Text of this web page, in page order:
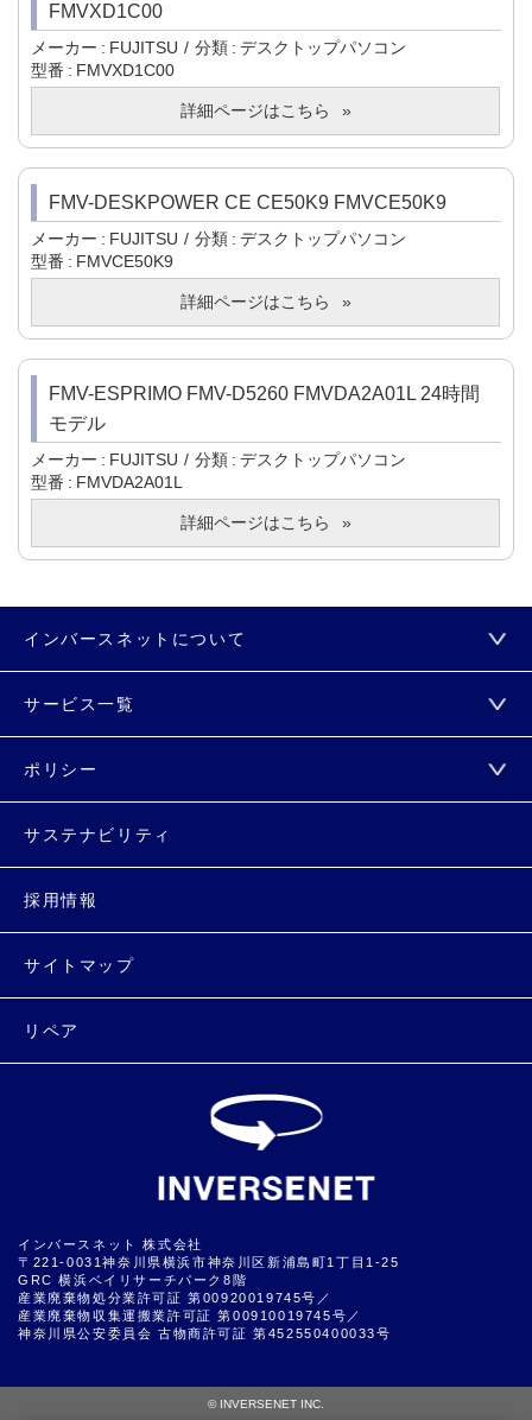
FMVXD1C00
メーカー FUJITSU 分類
デスクトップパソコン
型番
FMVXD1C00
詳細ページはこちら
FMV-DESKPOWER CE CE50K9 FMVCE50K9
メーカー FUJITSU 分類
デスクトップパソコン
型番
FMVCE50K9
詳細ページはこちら
FMV-ESPRIMO FMV-D5260 FMVDA2A01L 24時間
モデル
メーカー FUJITSU 分類
デスクトップパソコン
型番
FMVDA2A01L
詳細ページはこちら
インバースネットについて
サービス一覧
ポリシー
サステナビリティ
採用情報
サイトマップ
リペア
インバースネット 株式会社
〒221-0031神奈川県横浜市神奈川区新浦島町1丁目1-25
GRC 横浜ベイリサーチパーク8階
産業廃棄物処分業許可証 第00920019745号／
産業廃棄物収集運搬業許可証 第00910019745号／
神奈川県公安委員会 古物商許可証 第452550400033号
© INVERSENET INC.